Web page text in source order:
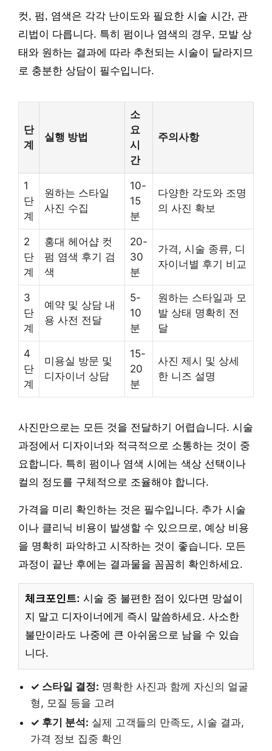
컷, 펌, 염색은 각각 난이도와 필요한 시술 시간, 관
리법이 다릅니다. 특히 펌이나 염색의 경우, 모발 상
태와 원하는 결과에 따라 추천되는 시술이 달라지므
로 충분한 상담이 필수입니다.
단
계
실행 방법
소
요
시
간
주의사항
1
단
계
원하는 스타일
사진 수집
10-
15
분
다양한 각도와 조명
의 사진 확보
2
단
계
홍대 헤어샵 컷
펌 염색 후기 검
색
20-
30
분
가격, 시술 종류, 디
자이너별 후기 비교
3
단
계
예약 및 상담 내
용 사전 전달
5-
10
분
원하는 스타일과 모
발 상태 명확히 전
달
4
단
계
미용실 방문 및
디자이너 상담
15-
20
분
사진 제시 및 상세
한 니즈 설명
사진만으로는 모든 것을 전달하기 어렵습니다. 시술
과정에서 디자이너와 적극적으로 소통하는 것이 중
요합니다. 특히 펌이나 염색 시에는 색상 선택이나
컬의 정도를 구체적으로 조율해야 합니다.
가격을 미리 확인하는 것은 필수입니다. 추가 시술
이나 클리닉 비용이 발생할 수 있으므로, 예상 비용
을 명확히 파악하고 시작하는 것이 좋습니다. 모든
과정이 끝난 후에는 결과물을 꼼꼼히 확인하세요.
체크포인트: 시술 중 불편한 점이 있다면 망설이
지 말고 디자이너에게 즉시 말씀하세요. 사소한
불만이라도 나중에 큰 아쉬움으로 남을 수 있습
니다.
✓ 스타일 결정: 명확한 사진과 함께 자신의 얼굴
형, 모질 등을 고려
✓ 후기 분석: 실제 고객들의 만족도, 시술 결과,
가격 정보 집중 확인